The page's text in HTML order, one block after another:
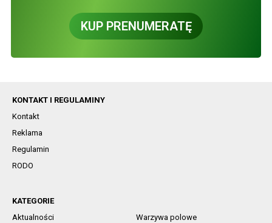
KUP PRENUMERATĘ
KONTAKT I REGULAMINY
Kontakt
Reklama
Regulamin
RODO
KATEGORIE
Aktualności
Warzywa polowe